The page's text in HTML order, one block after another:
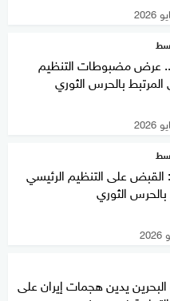
عرض مضبوطات التنظيم
المرتبط بالحرس الثوري
القبض على التنظيم الرئيسي
بالحرس الثوري
يدين هجمات إيران على